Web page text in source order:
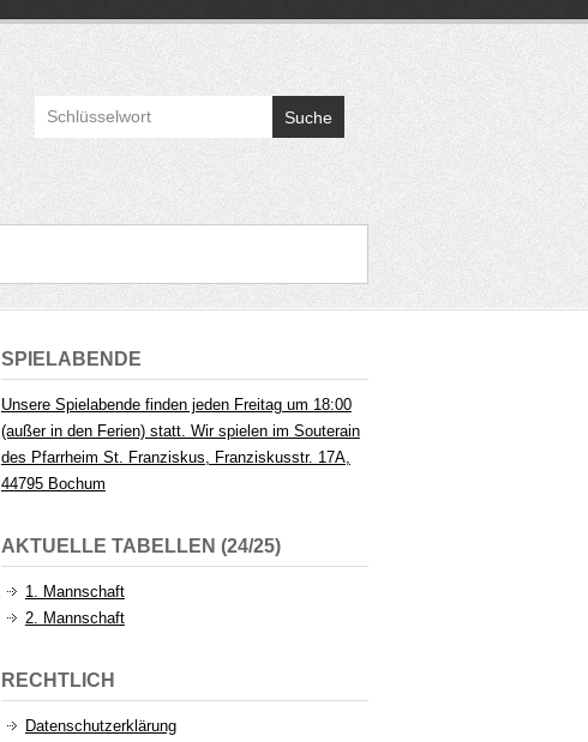
Suche
SPIELABENDE
Unsere Spielabende finden jeden Freitag um 18:00
(außer in den Ferien) statt. Wir spielen im Souterain
des Pfarrheim St. Franziskus, Franziskusstr. 17A,
44795 Bochum
AKTUELLE TABELLEN (24/25)
1. Mannschaft
2. Mannschaft
RECHTLICH
Datenschutzerklärung